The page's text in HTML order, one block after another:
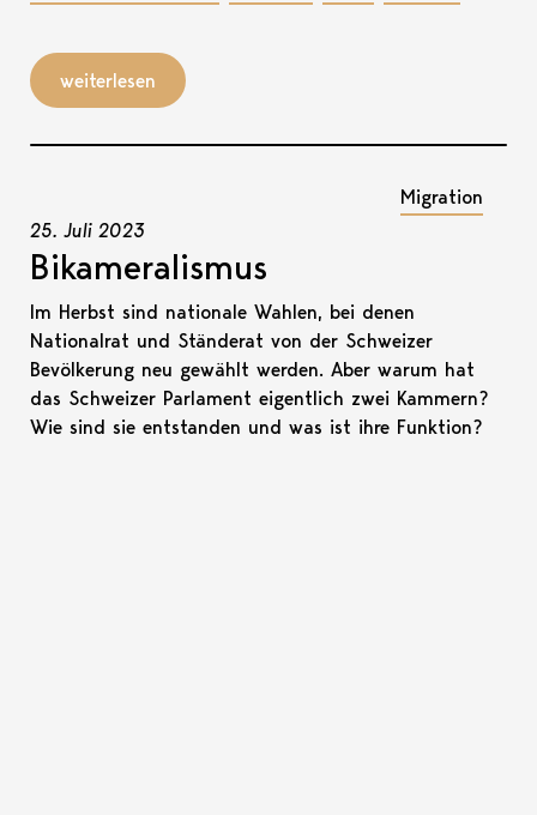
weiterlesen
Migration
25. Juli 2023
Bikameralismus
Im Herbst sind nationale Wahlen, bei denen
Nationalrat und Ständerat von der Schweizer
Bevölkerung neu gewählt werden. Aber warum hat
das Schweizer Parlament eigentlich zwei Kammern?
Wie sind sie entstanden und was ist ihre Funktion?